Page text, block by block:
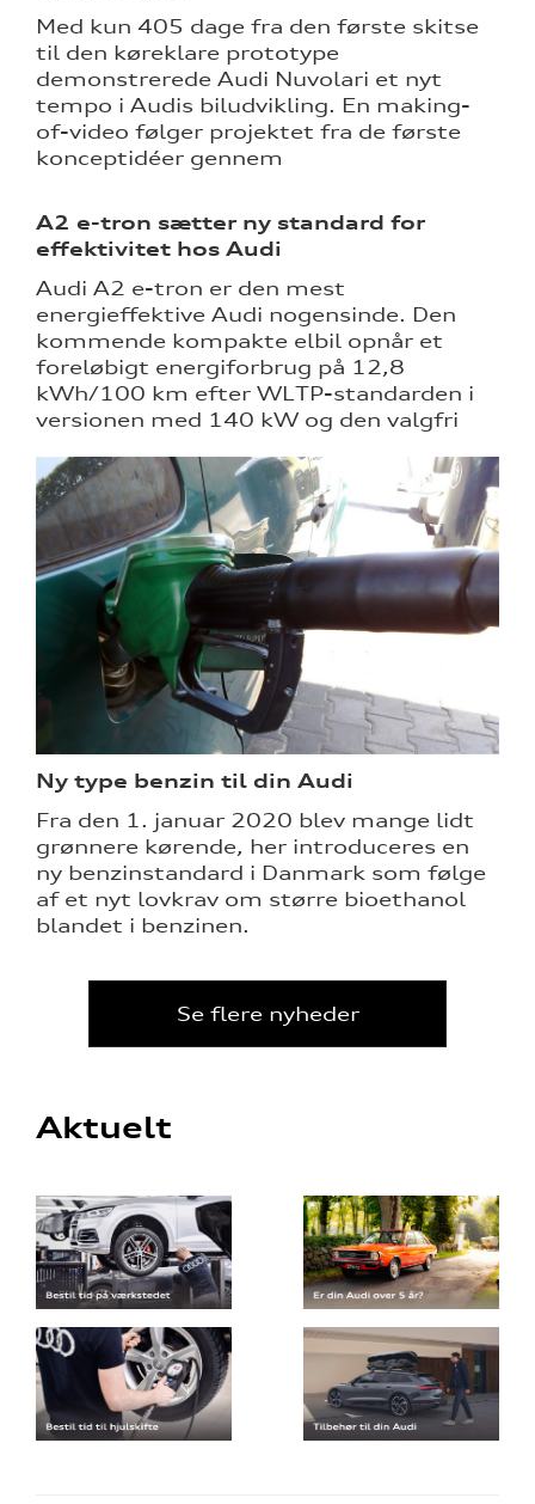
Med kun 405 dage fra den første skitse
til den køreklare prototype
demonstrerede Audi Nuvolari et nyt
tempo i Audis biludvikling. En making-
of-video følger projektet fra de første
konceptidéer gennem
A2 e-tron sætter ny standard for
effektivitet hos Audi
Audi A2 e-tron er den mest
energieffektive Audi nogensinde. Den
kommende kompakte elbil opnår et
foreløbigt energiforbrug på 12,8
kWh/100 km efter WLTP-standarden i
versionen med 140 kW og den valgfri
Ny type benzin til din Audi
Fra den 1. januar 2020 blev mange lidt
grønnere kørende, her introduceres en
ny benzinstandard i Danmark som følge
af et nyt lovkrav om større bioethanol
blandet i benzinen.
Se flere nyheder
Aktuelt